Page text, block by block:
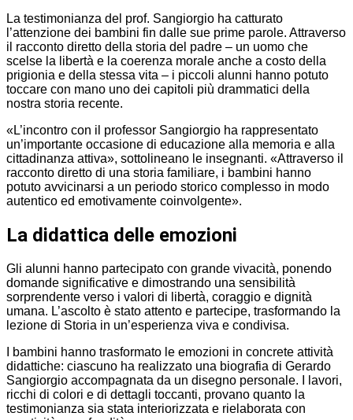
La testimonianza del prof. Sangiorgio ha catturato
l’attenzione dei bambini fin dalle sue prime parole. Attraverso
il racconto diretto della storia del padre – un uomo che
scelse la libertà e la coerenza morale anche a costo della
prigionia e della stessa vita – i piccoli alunni hanno potuto
toccare con mano uno dei capitoli più drammatici della
nostra storia recente.
«L’incontro con il professor Sangiorgio ha rappresentato
un’importante occasione di educazione alla memoria e alla
cittadinanza attiva», sottolineano le insegnanti. «Attraverso il
racconto diretto di una storia familiare, i bambini hanno
potuto avvicinarsi a un periodo storico complesso in modo
autentico ed emotivamente coinvolgente».
La didattica delle emozioni
Gli alunni hanno partecipato con grande vivacità, ponendo
domande significative e dimostrando una sensibilità
sorprendente verso i valori di libertà, coraggio e dignità
umana. L’ascolto è stato attento e partecipe, trasformando la
lezione di Storia in un’esperienza viva e condivisa.
I bambini hanno trasformato le emozioni in concrete attività
didattiche: ciascuno ha realizzato una biografia di Gerardo
Sangiorgio accompagnata da un disegno personale. I lavori,
ricchi di colori e di dettagli toccanti, provano quanto la
testimonianza sia stata interiorizzata e rielaborata con